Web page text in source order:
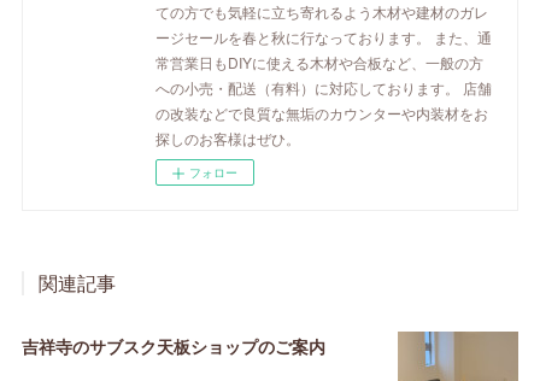
ての方でも気軽に立ち寄れるよう木材や建材のガレ
ージセールを春と秋に行なっております。 また、通
常営業日もDIYに使える木材や合板など、一般の方
への小売・配送（有料）に対応しております。 店舗
の改装などで良質な無垢のカウンターや内装材をお
探しのお客様はぜひ。
フォロー
関連記事
吉祥寺のサブスク天板ショップのご案内